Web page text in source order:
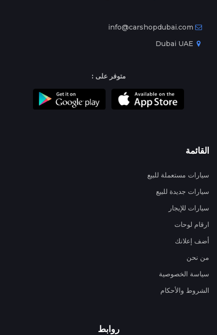
info@carshopdubai.com
متوفر على :
القائمة
سيارات مستعملة للبيع
سيارات جديدة للبيع
سيارات للإيجار
ارقام لوحات
أضف إعلانك
من نحن
سياسة الخصوصية
الشروط والأحكام
روابط